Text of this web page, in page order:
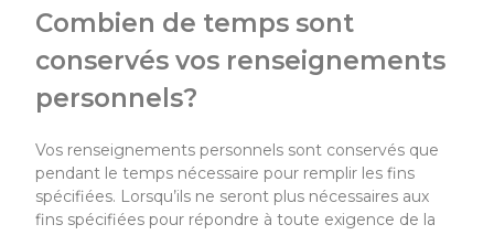
Combien de temps sont
conservés vos renseignements
personnels?
Vos renseignements personnels sont conservés que
pendant le temps nécessaire pour remplir les fins
spécifiées. Lorsqu’ils ne seront plus nécessaires aux
fins spécifiées pour répondre à toute exigence de la